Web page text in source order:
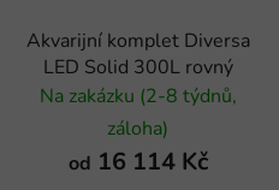
Akvarijní komplet Diversa
LED Solid 300L rovný
Na zakázku (2-8 týdnů,
záloha)
od 16 114 Kč